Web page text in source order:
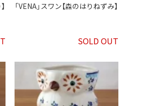
「VENA」スワン【森のはりねずみ】
SOLD OUT